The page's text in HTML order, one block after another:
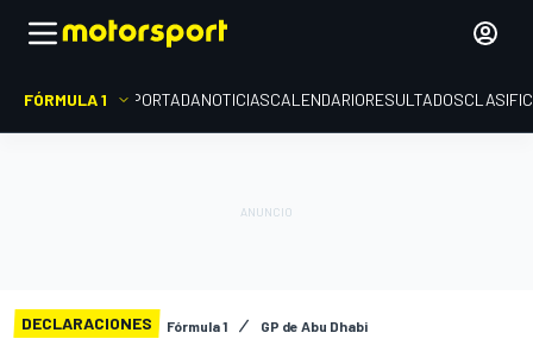
FÓRMULA 1 PORTADANOTICIASCALENDARIORESULTADOS
DECLARACIONES Fórmula 1 GP de Abu Dhabi